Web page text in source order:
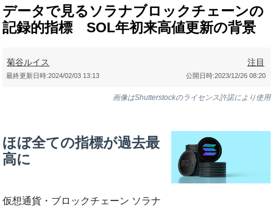
データで見るソラナブロックチェーンの
記録的指標 SOL年初来高値更新の背景
菊谷ルイス 注目
公開日時:2023/12/26 08:20
最終更新日時:2024/02/03 13:13
画像はShutterstockのライセンス許諾により使用
ほぼ全ての指標が過去最
高に
仮想通貨・ブロックチェーン ソラナ